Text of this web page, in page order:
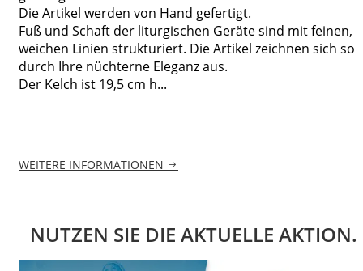
Die Artikel werden von Hand gefertigt.
Fuß und Schaft der liturgischen Geräte sind mit feinen,
weichen Linien strukturiert. Die Artikel zeichnen sich so
durch Ihre nüchterne Eleganz aus.
Der Kelch ist 19,5 cm h...
WEITERE INFORMATIONEN
NUTZEN SIE DIE AKTUELLE AKTION.